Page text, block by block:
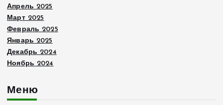
Апрель 2025
Март 2025
Февраль 2025
Январь 2025
Декабрь 2024
Ноябрь 2024
Меню